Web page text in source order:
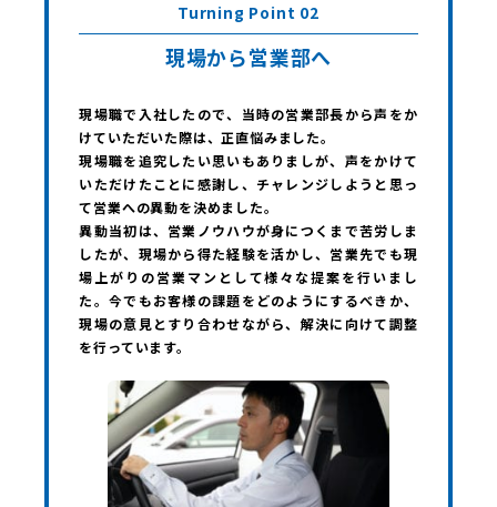
Turning Point 02
現場から営業部へ
現場職で入社したので、当時の営業部長から声をか
けていただいた際は、正直悩みました。
現場職を追究したい思いもありましが、声をかけて
いただけたことに感謝し、チャレンジしようと思っ
て営業への異動を決めました。
異動当初は、営業ノウハウが身につくまで苦労しま
したが、現場から得た経験を活かし、営業先でも現
場上がりの営業マンとして様々な提案を行いまし
た。今でもお客様の課題をどのようにするべきか、
現場の意見とすり合わせながら、解決に向けて調整
を行っています。